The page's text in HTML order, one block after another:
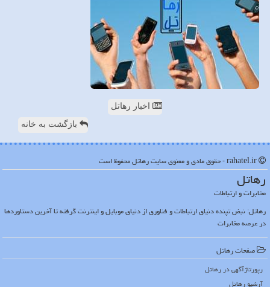
اخبار رهاتل
بازگشت به خانه
رهاتل
مخابرات و ارتباطات
رهاتل: نبض تپنده دنیای ارتباطات و فناوری از دنیای موبایل و اینترنت گرفته تا آخرین دستاوردها
در عرصه مخابرات
صفحات رهاتل
رپورتاژآگهی در رهاتل
آرشیو رهاتل